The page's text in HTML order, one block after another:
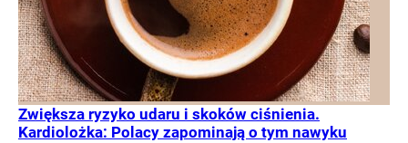
Zwiększa ryzyko udaru i skoków ciśnienia.
Kardiolożka: Polacy zapominają o tym nawyku